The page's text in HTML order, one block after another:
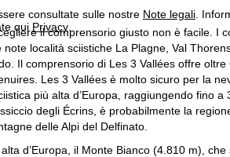
consultate sulle nostre Note legali .
qui Privacy
il comprensorio giusto non è facile. I
località sciistiche La Plagne, Val
Il comprensorio di Les 3 Vallées offre
Les 3 Vallées è molto sicuro per la
più alta d’Europa, raggiungendo fino
degli Écrins, è probabilmente la
delle Alpi del Delfinato.
d’Europa, il Monte Bianco (4.810 m),